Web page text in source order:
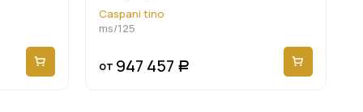
Caspani tino
ms/125
от 947 457 Р